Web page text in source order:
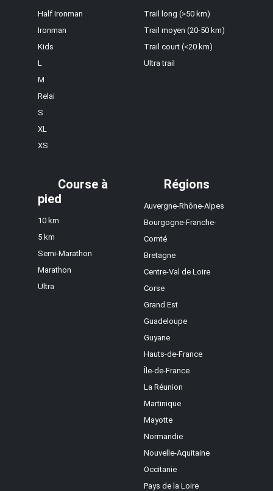
Half Ironman
Ironman
Kids
L
M
Relai
S
XL
XS
Trail long (>50 km)
Trail moyen (20-50 km)
Trail court (<20 km)
Ultra trail
Course à
pied
10 km
5 km
Semi-Marathon
Marathon
Ultra
Régions
Auvergne-Rhône-Alpes
Bourgogne-Franche-
Comté
Bretagne
Centre-Val de Loire
Corse
Grand Est
Guadeloupe
Guyane
Hauts-de-France
Île-de-France
La Réunion
Martinique
Mayotte
Normandie
Nouvelle-Aquitaine
Occitanie
Pays de la Loire